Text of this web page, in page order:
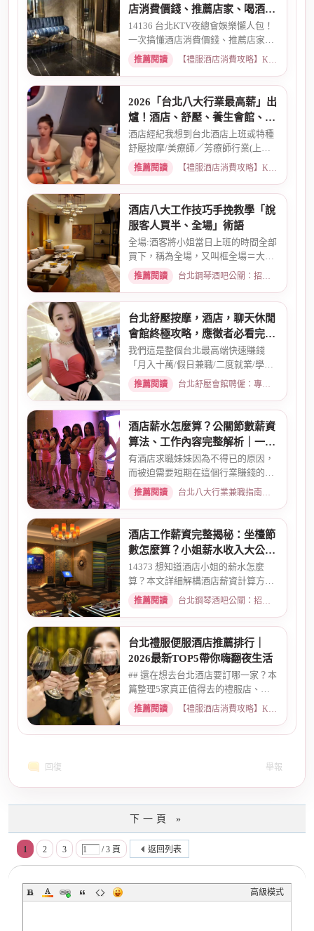
店消費價錢、推薦店家、喝酒介
紹一次看懂
14136 台北KTV夜總會娛樂懶人包！
一次搞懂酒店消費價錢、推薦店家、
喝酒介紹。從基本消費、包廂...
推薦閱讀 【禮服酒店消費攻略】KTV喝酒娛樂、價格試算 · 2026-03-16
2026「台北八大行業最高薪」出
爐！酒店、舒壓、養生會館、經
紀人推薦
酒店經紀我想到台北酒店上班或特種
舒壓按摩/美療師／芳療師行業(上班
天數可自選) 特種行業工作也...
推薦閱讀 【禮服酒店消費攻略】KTV喝酒娛樂、價格試算 · 2026-01-15
酒店八大工作技巧手挽教學「說
服客人買半、全場」術語
全場:酒客將小姐當日上班的時間全部
買下，稱為全場，又叫框全場＝大框
＝外全酒店買框送s外全多少...
推薦閱讀 台北鋼琴酒吧公關：招募條件與工作環境介紹 · 2026-03-26
台北舒壓按摩，酒店，聊天休閒
會館終極攻略，應徵者必看完整
指南
我們這是整個台北最高端快速賺錢
「月入十萬/假日兼職/二度就業/學生
兼職/八大廣告/林森北路KTV酒...
推薦閱讀 台北舒壓會館聘僱：專業按摩師職缺與職涯規劃 · 2026-01-07
酒店薪水怎麼算？公關節數薪資
算法、工作內容完整解析｜一次
搞懂收入結構
有酒店求職妹妹因為不得已的原因，
而被迫需要短期在這個行業賺錢的時
候而環境又你文章提到的那麼...
推薦閱讀 台北八大行業兼職指南：熱門職缺與求職須知 · 2026-02-13
酒店工作薪資完整揭秘：坐檯節
數怎麼算？小姐薪水收入大公開
｜2026最新
14373 想知道酒店小姐的薪水怎麼
算？本文詳細解構酒店薪資計算方
式，從「坐檯節數」的基本概念、...
推薦閱讀 台北鋼琴酒吧公關：招募條件與工作環境介紹 · 2026-03-09
台北禮服便服酒店推薦排行｜
2026最新TOP5帶你嗨翻夜生活
## 還在想去台北酒店要訂哪一家？本
篇整理5家真正值得去的禮服店、便
服店，從氣氛、小姐素質、消...
推薦閱讀 【禮服酒店消費攻略】KTV喝酒娛樂、價格試算 · 2026-05-08
回復 舉報
下一頁 »
1 2 3 / 3 頁 返回列表
高級模式